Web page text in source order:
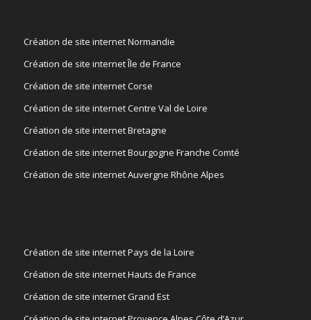
Création de site internet Normandie
Création de site internet Île de France
Création de site internet Corse
Création de site internet Centre Val de Loire
Création de site internet Bretagne
Création de site internet Bourgogne Franche Comté
Création de site internet Auvergne Rhône Alpes
Création de site internet Pays de la Loire
Création de site internet Hauts de France
Création de site internet Grand Est